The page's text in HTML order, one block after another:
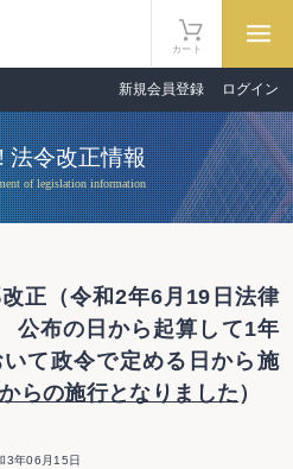
カート
新規会員登録 ログイン
法令改正情報
of legislation information
正（令和2年6月19日法律
布の日から起算して1年
て政令で定める日から施
らの施行となりました）
3年06月15日